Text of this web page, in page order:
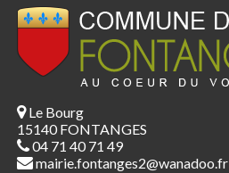
Le Bourg
15140 FONTANGES
04 71 40 71 49
mairie.fontanges2@wanadoo.fr